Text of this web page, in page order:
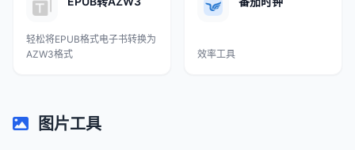
轻松将EPUB格式电子书转换为
AZW3格式
效率工具
图片工具